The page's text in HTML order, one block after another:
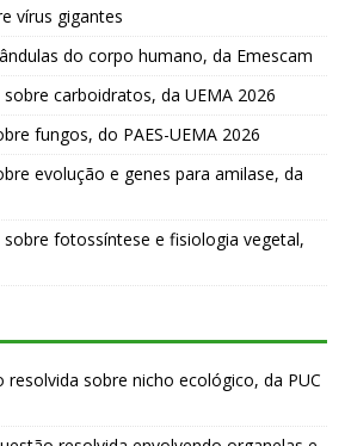
vírus gigantes
do corpo humano, da Emescam
carboidratos, da UEMA 2026
fungos, do PAES-UEMA 2026
evolução e genes para amilase, da
fotossíntese e fisiologia vegetal,
resolvida sobre nicho ecológico, da PUC